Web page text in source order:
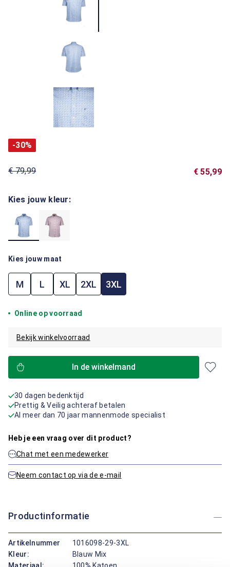
-30%
€ 79,99 € 55,99
Kies jouw kleur:
Kies jouw maat
M L XL 2XL 3XL
Online op voorraad
Bekijk winkelvoorraad
In de winkelmand
30 dagen bedenktijd
Prettig & Veilig achteraf betalen
Al meer dan 70 jaar mannenmode specialist
Heb je een vraag over dit product?
Chat met een medewerker
Neem contact op via de e-mail
Productinformatie
Artikelnummer
1016098-29-3XL
Kleur:
Blauw Mix